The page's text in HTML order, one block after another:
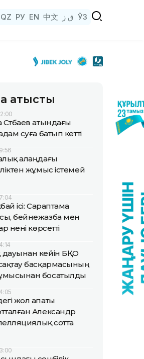
QZ РУ EN 中文 ق ز ЎЗ
қатысты
атындағы
суға батып кетті
алаңдағы
жұмыс істемей
ісі: Сараптама
бейнежазба мен
нені көрсетті
кейін БҚО
басқармасының
босатылды
жол апаты
Александр
сотта